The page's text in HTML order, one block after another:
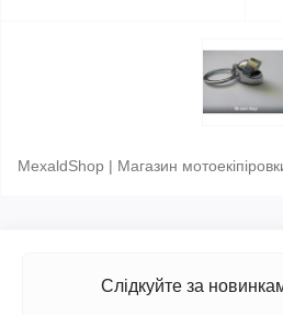
MexaldShop | Магазин
Слідкуйте за